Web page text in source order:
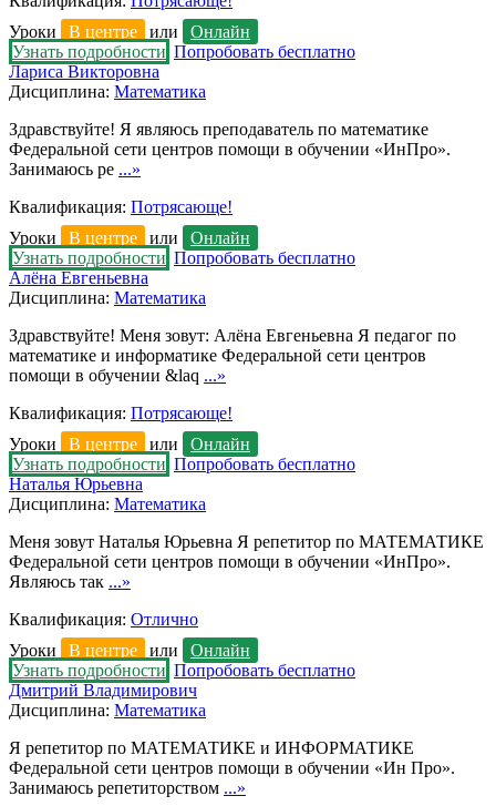
Уроки
В центре или
Онлайн
Узнать подробности Попробовать бесплатно
Лариса Викторовна
Дисциплина: Математика
Здравствуйте! Я являюсь преподаватель по математике
Федеральной сети центров помощи в обучении «ИнПро».
Занимаюсь ре ...»
Квалификация: Потрясающе!
Уроки
В центре или
Онлайн
Узнать подробности Попробовать бесплатно
Алёна Евгеньевна
Дисциплина: Математика
Здравствуйте! Меня зовут: Алёна Евгеньевна Я педагог по
математике и информатике Федеральной сети центров
помощи в обучении &laq ...»
Квалификация: Потрясающе!
Уроки
В центре или
Онлайн
Узнать подробности Попробовать бесплатно
Наталья Юрьевна
Дисциплина: Математика
Меня зовут Наталья Юрьевна Я репетитор по МАТЕМАТИКЕ
Федеральной сети центров помощи в обучении «ИнПро».
Являюсь так ...»
Квалификация: Отлично
Уроки
В центре или
Онлайн
Узнать подробности Попробовать бесплатно
Дмитрий Владимирович
Дисциплина: Математика
Я репетитор по МАТЕМАТИКЕ и ИНФОРМАТИКЕ
Федеральной сети центров помощи в обучении «Ин Про».
Занимаюсь репетиторством ...»